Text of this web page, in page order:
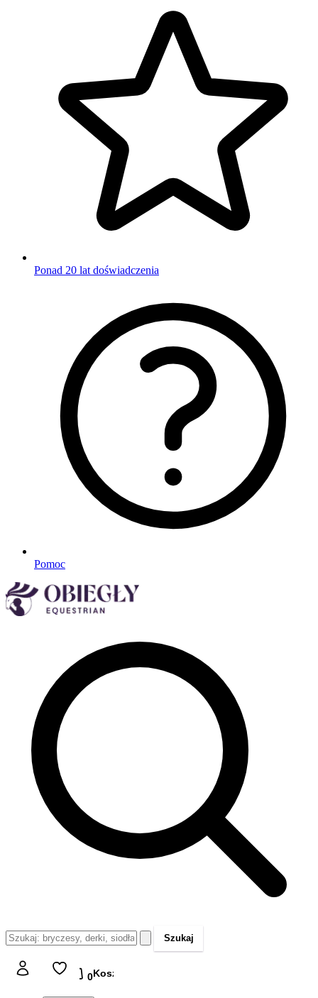
Ponad 20 lat doświadczenia
Pomoc
Szukaj
Koszyk 0Koszyk